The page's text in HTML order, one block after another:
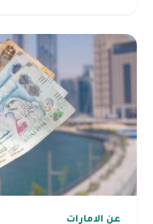
عن الامارات